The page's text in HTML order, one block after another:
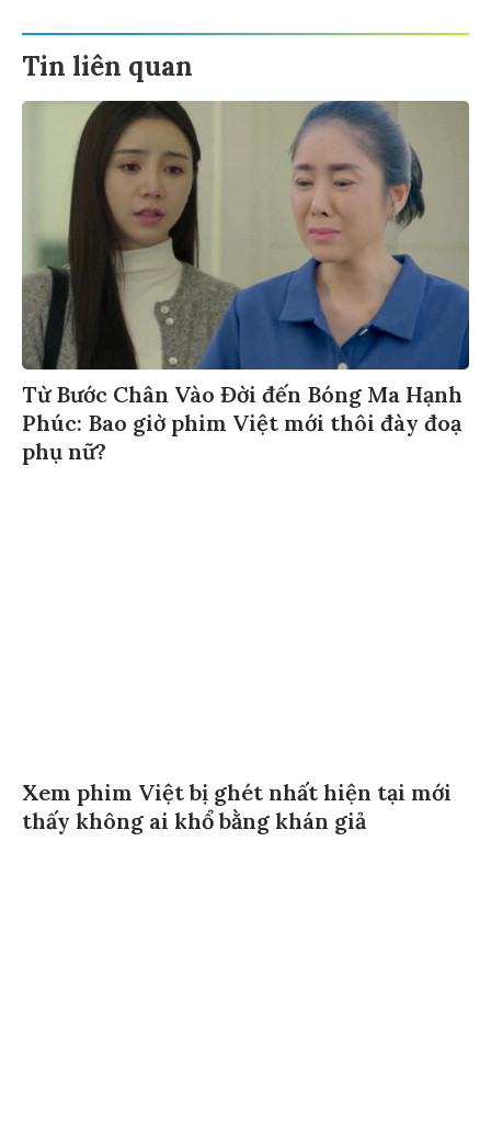
Tin liên quan
Từ Bước Chân Vào Đời đến Bóng Ma Hạnh
Phúc: Bao giờ phim Việt mới thôi đày đoạ
phụ nữ?
Xem phim Việt bị ghét nhất hiện tại mới
thấy không ai khổ bằng khán giả